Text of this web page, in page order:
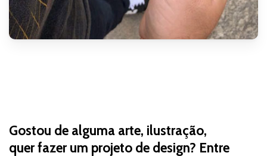
Gostou de alguma arte, ilustração,
quer fazer um projeto de design? Entre